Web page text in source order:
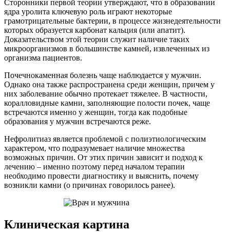
Сторонники первой теории утверждают, что в образовании
ядра уролита ключевую роль играют некоторые
грамотрицательные бактерии, в процессе жизнедеятельности
которых образуется карбонат кальция (или апатит).
Доказательством этой теории служит наличие таких
микроорганизмов в большинстве камней, извлеченных из
организма пациентов.
Почечнокаменная болезнь чаще наблюдается у мужчин.
Однако она также распространена среди женщин, причем у
них заболевание обычно протекает тяжелее. В частности,
коралловидные камни, заполняющие полости почек, чаще
встречаются именно у женщин, тогда как подобные
образования у мужчин встречаются реже.
Нефролитиаз является проблемой с полиэтиологическим
характером, что подразумевает наличие множества
возможных причин. От этих причин зависит и подход к
лечению – именно поэтому перед началом терапии
необходимо провести диагностику и выяснить, почему
возникли камни (о причинах говорилось ранее).
Клиническая картина